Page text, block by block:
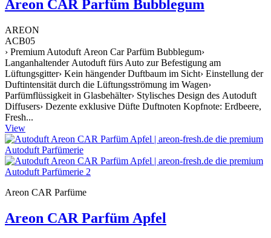
Areon CAR Parfüm Bubblegum
AREON
ACB05
› Premium Autoduft Areon Car Parfüm Bubblegum›
Langanhaltender Autoduft fürs Auto zur Befestigung am
Lüftungsgitter› Kein hängender Duftbaum im Sicht› Einstellung der
Duftintensität durch die Lüftungsströmung im Wagen›
Parfümflüssigkeit in Glasbehälter› Stylisches Design des Autoduft
Diffusers› Dezente exklusive Düfte Duftnoten Kopfnote: Erdbeere,
Fresh...
View
Areon CAR Parfüme
Areon CAR Parfüm Apfel